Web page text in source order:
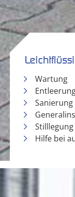
Wartung
Sanierung
Stilllegung
Hilfe bei